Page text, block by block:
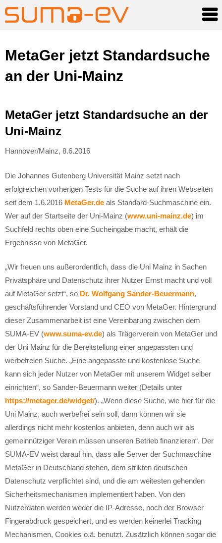
Skip
content
MetaGer jetzt Standardsuche
an der Uni-Mainz
MetaGer jetzt Standardsuche an der
Uni-Mainz
Hannover/Mainz, 8.6.2016
Die Johannes Gutenberg Universität Mainz setzt nach
erfolgreichen vorherigen Tests für die Suche auf ihren Webseiten
seit dem 1.6.2016 MetaGer.de als Standard-Suchmaschine ein.
Wer auf der Startseite der Uni-Mainz (www.uni-mainz.de) im
Suchfeld rechts oben eine Sucheingabe macht, erhält die
Ergebnisse von MetaGer.
„Wir freuen uns außerordentlich, dass die Uni Mainz in Sachen
Privatsphäre und Datenschutz ihrer Nutzer Ernst macht und voll
auf MetaGer setzt“, so Dr. Wolfgang Sander-Beuermann,
geschäftsführender Vorstand und CEO von MetaGer. Hintergrund
dieser Zusammenarbeit ist eine Vereinbarung zwischen dem
SUMA-EV (www.suma-ev.de) als Trägerverein von MetaGer und
der Uni Mainz für die Bereitstellung einer angepassten und
werbefreien Suche. „Eine angepasste und kostenlose Suche
kann sich jeder Nutzer von MetaGer mit unserem Widget selber
einrichten“, so Sander-Beuermann weiter (Details unter
https://metager.de/widget/). „Wenn diese Suche, wie hier für die
Uni Mainz, auch werbefrei sein soll, dann können wir sie
allerdings nicht mehr kostenlos anbieten, denn auch wir als
gemeinnütziger Verein müssen unseren Betrieb finanzieren“. Der
SUMA-EV weist darauf hin, dass alle Server der Suchmaschine
MetaGer in Deutschland stehen, dem strikten deutschen
Datenschutz verpflichtet sind, und die am weitesten gehenden
Sicherheitsmechanismen implementiert haben. Von den
Nutzerdaten werden weder die IP-Adresse, noch der Browser
Fingerabdruck gespeichert, und es werden keinerlei Tracking
Mechanismen, Cookies o.ä. benutzt. Zusätzlich können sogar die